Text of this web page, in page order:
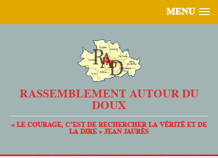
MENU
RASSEMBLEMENT AUTOUR DU
DOUX
« LE COURAGE, C’EST DE RECHERCHER LA VÉRITÉ ET DE
LA DIRE » JEAN JAURÈS